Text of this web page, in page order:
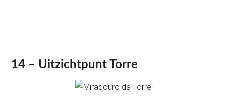
14 – Uitzichtpunt Torre